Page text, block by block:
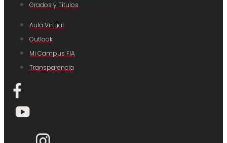
Grados y Títulos
Aula Virtual
Outlook
Mi Campus FIA
Transparencia